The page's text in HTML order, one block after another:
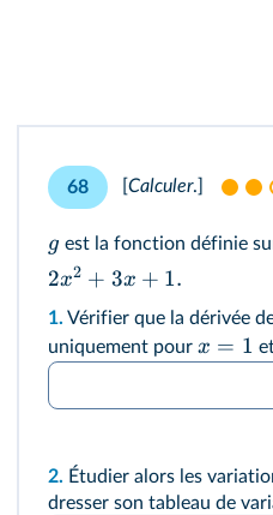
68 Calculer.]
g est la fonction définie
2x2 + 3x + 1.
1. Vérifier que la dérivée
uniquement pour x = 1
2. Étudier alors les
dresser son tableau de